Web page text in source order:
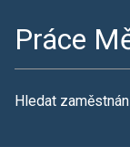
Práce
Hledat